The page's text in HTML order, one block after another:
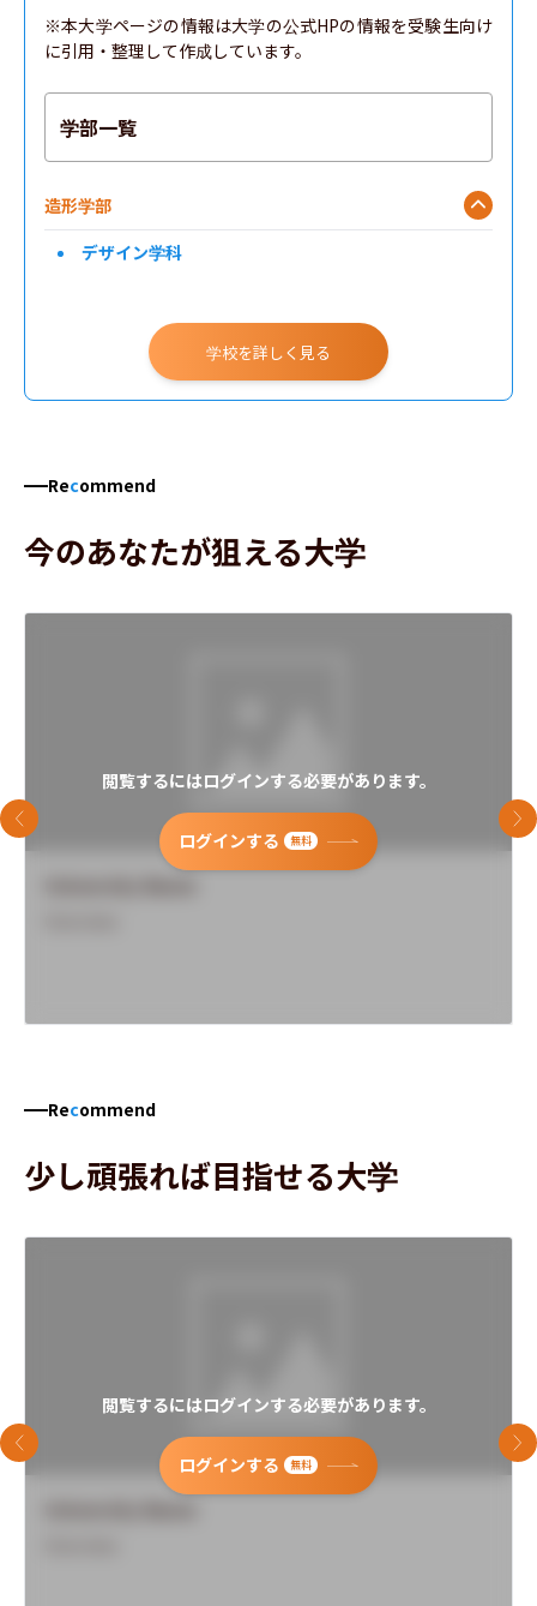
※本大学ページの情報は大学の公式HPの情報を受験生向け
に引用・整理して作成しています。
学部一覧
造形学部
デザイン学科
学校を詳しく見る
Recommend
今のあなたが狙える大学
閲覧するにはログインする必要があります。
ログインする 無料
前のスライド 次
Recommend
少し頑張れば目指せる大学
閲覧するにはログインする必要があります。
ログインする 無料
前のスライド 次